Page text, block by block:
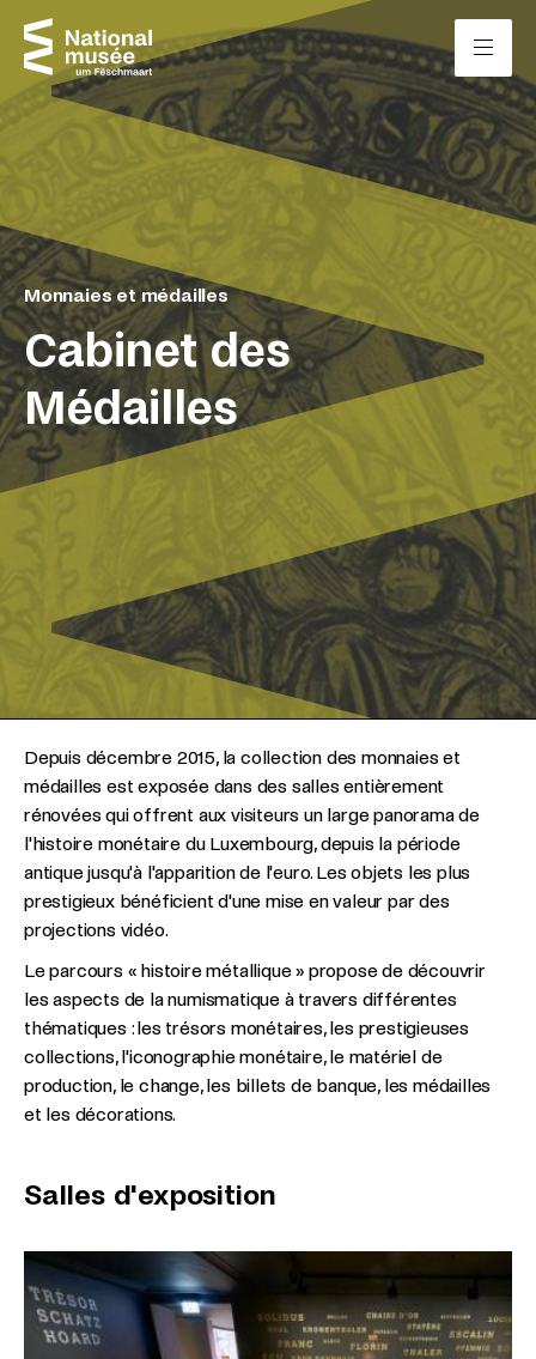
Passer directement au contenu
Cabinet des
Médailles
Monnaies et médailles
Depuis décembre 2015, la collection des monnaies et
médailles est exposée dans des salles entièrement
rénovées qui offrent aux visiteurs un large panorama de
l'histoire monétaire du Luxembourg, depuis la période
antique jusqu'à l'apparition de l'euro. Les objets les plus
prestigieux bénéficient d'une mise en valeur par des
projections vidéo.
Le parcours « histoire métallique » propose de découvrir
les aspects de la numismatique à travers différentes
thématiques : les trésors monétaires, les prestigieuses
collections, l'iconographie monétaire, le matériel de
production, le change, les billets de banque, les médailles
et les décorations.
Salles d'exposition
Panneau de gestion des cookies